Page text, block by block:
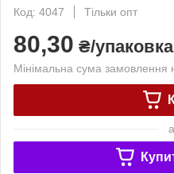
Код: 4047
Тільки опт
80,30 ₴/упаковка
Мінімальна сума замовлення